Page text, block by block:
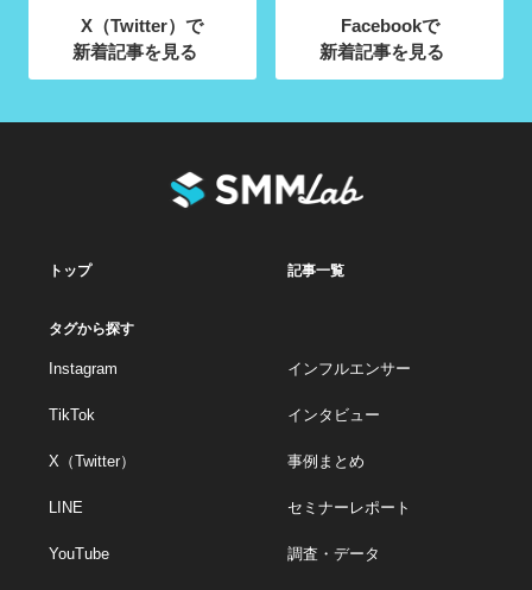
X（Twitter）で
新着記事を見る
Facebookで
新着記事を見る
トップ 記事一覧
タグから探す
Instagram
TikTok
X（Twitter）
LINE
YouTube
インフルエンサー
インタビュー
事例まとめ
セミナーレポート
調査・データ